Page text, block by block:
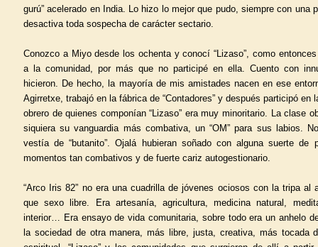
gurú” acelerado en India. Lo hizo lo mejor que pudo, siempre con una
desactiva toda sospecha de carácter sectario.
Conozco a Miyo desde los ochenta y conocí “Lizaso”, como
a la comunidad, por más que no participé en ella. Cuento con
hicieron. De hecho, la mayoría de mis amistades nacen en ese
Agirretxe, trabajó en la fábrica de “Contadores” y después participó en
obrero de quienes componían “Lizaso” era muy minoritario. La clase
siquiera su vanguardia más combativa, un “OM” para sus labios.
vestía de “butanito”. Ojalá hubieran soñado con alguna suerte de
momentos tan combativos y de fuerte cariz autogestionario.
“Arco Iris 82” no era una cuadrilla de jóvenes ociosos con la tripa al
que sexo libre. Era artesanía, agricultura, medicina natural,
interior… Era ensayo de vida comunitaria, sobre todo era un anhelo
la sociedad de otra manera, más libre, justa, creativa, más tocada